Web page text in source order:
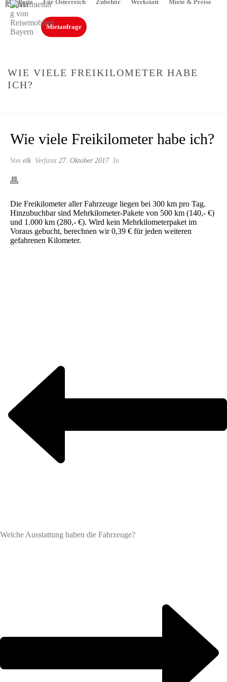
Mietflotte Für Österreich Zubehör Werkstatt Miete & Preise
Kontakt
Mietanfrage
WIE VIELE FREIKILOMETER HABE
ICH?
Wie viele Freikilometer habe ich?
Von elk Verfasst 27. Oktober 2017 In
Die Freikilometer aller Fahrzeuge liegen bei 300 km pro Tag.
Hinzubuchbar sind Mehrkilometer-Pakete von 500 km (140,- €)
und 1.000 km (280,- €). Wird kein Mehrkilometerpaket im
Voraus gebucht, berechnen wir 0,39 € für jeden weiteren
gefahrenen Kilometer.
Welche Ausstattung haben die Fahrzeuge?